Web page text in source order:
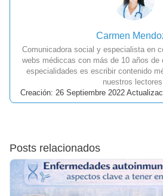
Carmen
Comunicadora social y especialista en
webs médiccas con más de 10 años de
especialidades es escribir contenido
nuestros lectores.
Creación: 26 Septiembre 2022
Posts relacionados